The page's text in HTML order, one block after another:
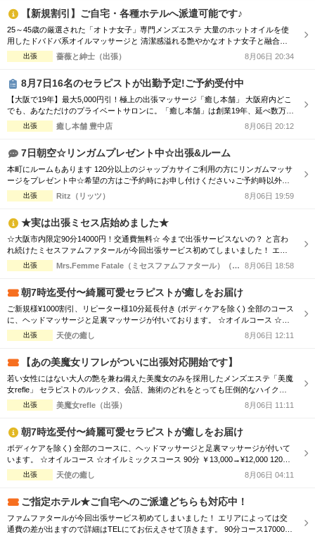
などでもお気軽にご利...
【新規割引】ご自宅・各種ホテルへ派遣可能です♪
25～45歳の厳選された「オトナ女子」専門メンズエステ 大量のホットオイルを使
用したドバドバ系オイルマッサージと 清潔感溢れる艶やかなオトナ女子と融合
で、優雅なひと時をお楽しみください。 【新規割引】ご新規様にお得♪ ご新規様限
定で総額から『3,000円』割引！ 90分 16,500円 → 13,500円（税込） 120分
出張 薔薇と紳士（出張） 8月06日 20:34
8月7日16名のセラピストが出勤予定!ご予約受付中
【大阪で19年】最大5,000円引！極上の出張マッサージ「癒し本舗」 大阪府内どこ
でも、あなただけのプライベートサロンに。「癒し本舗」は創業19年、延べ数万回
の実績を誇る出張専門店です。厳選されたセラピストが、ご自宅やホテルへ至福の
癒しをお届けします。 ■選べる5つの本格メニュー ・ボディケア：コリを芯から解
眠不足に ...
出張 癒し本舗 豊中店 8月06日 20:12
7日朝空☆リンガムプレゼント中☆出張&ルーム
本町にルームもあります 120分以上のジャップカサイご利用の方にリンガムマッサ
ージをプレゼント中☆希望の方はご予約時にお申し付けください♪ご予約時以外の
申し付けはオプションとなります 個人店&人気店のため「今からすぐ」のご予約は
難しいことがあります。早めのご予約を推奨します 数少ない朝～夕方の出張マッ
尿...
出張 Ritz（リッツ） 8月06日 19:59
★実は出張ミセス店始めました★
☆大阪市内限定90分14000円！交通費無料☆ 今まで出張サービスないの？ と言わ
れ続けたミセスファムファタールが今回出張サービス初めてしまいました！ エリ
アによっては交通費の差が出ますので詳細はTELにてお伝えさせて頂きます。 90
分コース14000円 120分コース18000円 でのご案内☆ 是非この機会に一度お電話お
出張 Mrs.Femme Fatale（ミセスファムファタール）（出張）8月06日 18:58
朝7時迄受付〜綺麗可愛セラピストが癒しをお届け
ご新規様¥1000割引、リピーター様10分延長付き (ボディケアを除く) 全部のコース
に、ヘッドマッサージと足裏マッサージが付いております。 ☆オイルコース ☆オ
イルミックスコース 90分 ￥13,000→¥12,000 120分 ￥16,000→¥15,000 150分 ￥2
0,000→¥19,000 180分 ￥24,000→¥23,000 ☆ボディケアマッサージコース 90分
出張 天使の癒し 8月06日 12:11
【あの美魔女リフレがついに出張対応開始です】
若い女性にはない大人の艶を兼ね備えた美魔女のみを採用したメンズエステ「美魔
女refle」 セラピストのルックス、会話、施術のどれをとっても圧倒的なハイクオ
リティでお客様をお出迎えさせて頂きます。 記憶に残る素敵なお時間をお過ごし
下さいませ。 容姿、接客全てを兼ねそろえた美魔女が多数ご案内可能♪ 必ず会った
是非この機会に日頃...
出張 美魔女refle（出張） 8月06日 11:11
朝7時迄受付〜綺麗可愛セラピストが癒しをお届け
ボディケアを除く) 全部のコースに、ヘッドマッサージと足裏マッサージが付いて
います。 ☆オイルコース ☆オイルミックスコース 90分 ￥13,000→¥12,000 120分
￥16,000→¥15,000 150分 ￥20,000→¥19,000 180分 ￥24,000→¥23,000 ☆ボディ
ケアマッサージコース 90分 ￥11,000→¥10,000 120分 ￥13,000→...
出張 天使の癒し 8月06日 04:11
ご指定ホテル★ご自宅へのご派遣どちらも対応中！
ファムファタールが今回出張サービス初めてしまいました！ エリアによっては交
通費の差が出ますので詳細はTELにてお伝えさせて頂きます。 90分コース17000円